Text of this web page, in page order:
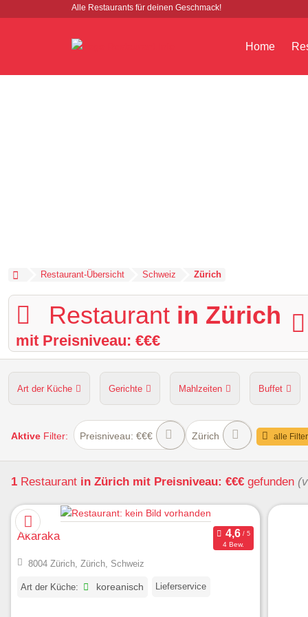
Alle Restaurants für deinen Geschmack!
Home
Restaurant-Übersicht Schweiz Zürich
Restaurant in Zürich
mit Preisniveau: €€€
Art der Küche Gerichte Mahlzeiten Buffet
Hunde erlaubt Kapazität Sitzplätze im Freien
Aktive Filter: Preisniveau: €€€ Zürich alle
1 Restaurant in Zürich mit Preisniveau: €€€ gefunden
Akaraka
4 Bew.
8004 Zürich, Zürich, Schweiz
Art der Küche: koreanisch Lieferservice